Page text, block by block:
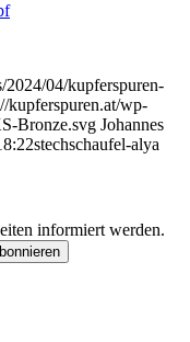
2024/04/kupferspuren-
kupferspuren.at/wp-
Bronze.svg Johannes
stechschaufel-alya
informiert werden.